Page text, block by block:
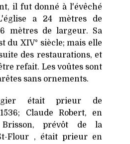
il fut donné à l'évêché
a 24 mètres de
mètres de largeur. Sa
du XIV° siècle; mais elle
des restaurations, et
refait. Les voûtes sont
sans ornements.
était prieur de
Claude Robert, en
Brisson, prévôt de la
Flour , était prieur en